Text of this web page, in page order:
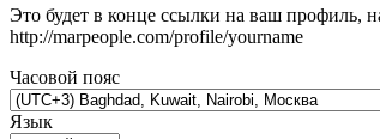
Это будет в конце ссылки на ваш профиль,
http://marpeople.com/profile/yourname
Часовой пояс
Язык